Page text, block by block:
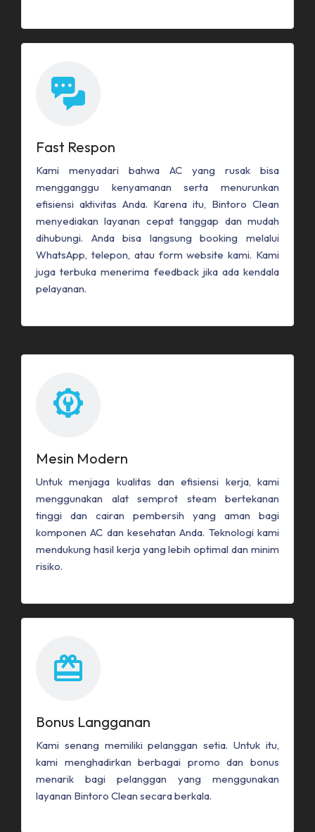
Fast Respon
Kami menyadari bahwa AC yang rusak bisa
mengganggu kenyamanan serta menurunkan
efisiensi aktivitas Anda. Karena itu, Bintoro Clean
menyediakan layanan cepat tanggap dan mudah
dihubungi. Anda bisa langsung booking melalui
WhatsApp, telepon, atau form website kami. Kami
juga terbuka menerima feedback jika ada kendala
pelayanan.
Mesin Modern
Untuk menjaga kualitas dan efisiensi kerja, kami
menggunakan alat semprot steam bertekanan
tinggi dan cairan pembersih yang aman bagi
komponen AC dan kesehatan Anda. Teknologi kami
mendukung hasil kerja yang lebih optimal dan minim
risiko.
Bonus Langganan
Kami senang memiliki pelanggan setia. Untuk itu,
kami menghadirkan berbagai promo dan bonus
menarik bagi pelanggan yang menggunakan
layanan Bintoro Clean secara berkala.